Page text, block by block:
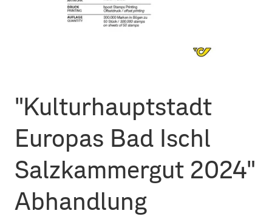
"Kulturhauptstadt
Europas Bad Ischl
Salzkammergut 2024"
Abhandlung